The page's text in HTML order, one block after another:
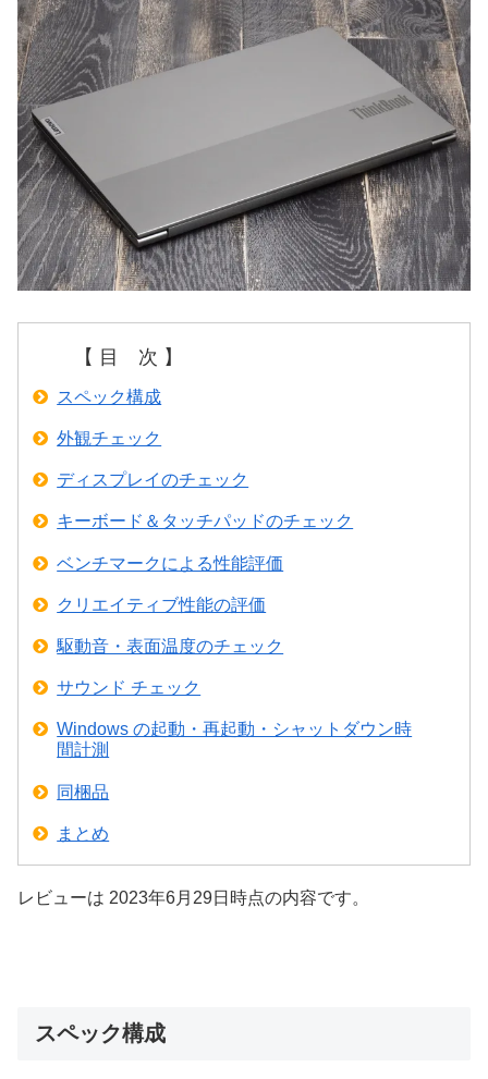
【 目 次 】
スペック構成
外観チェック
ディスプレイのチェック
キーボード＆タッチパッドのチェック
ベンチマークによる性能評価
クリエイティブ性能の評価
駆動音・表面温度のチェック
サウンド チェック
Windows の起動・再起動・シャットダウン時
間計測
同梱品
まとめ
レビューは 2023年6月29日時点の内容です。
スペック構成